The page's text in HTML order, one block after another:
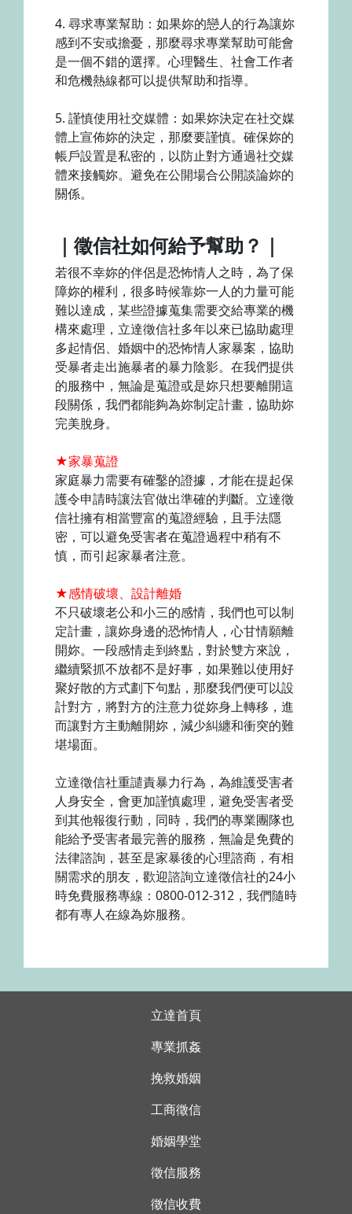
4. 尋求專業幫助：如果妳的戀人的行為讓妳
感到不安或擔憂，那麼尋求專業幫助可能會
是一個不錯的選擇。心理醫生、社會工作者
和危機熱線都可以提供幫助和指導。
5. 謹慎使用社交媒體：如果妳決定在社交媒
體上宣佈妳的決定，那麼要謹慎。確保妳的
帳戶設置是私密的，以防止對方通過社交媒
體來接觸妳。避免在公開場合公開談論妳的
關係。
｜徵信社如何給予幫助？｜
若很不幸妳的伴侶是恐怖情人之時，為了保
障妳的權利，很多時候靠妳一人的力量可能
難以達成，某些證據蒐集需要交給專業的機
構來處理，立達徵信社多年以來已協助處理
多起情侶、婚姻中的恐怖情人家暴案，協助
受暴者走出施暴者的暴力陰影。在我們提供
的服務中，無論是蒐證或是妳只想要離開這
段關係，我們都能夠為妳制定計畫，協助妳
完美脫身。
★家暴蒐證
家庭暴力需要有確鑿的證據，才能在提起保
護令申請時讓法官做出準確的判斷。立達徵
信社擁有相當豐富的蒐證經驗，且手法隱
密，可以避免受害者在蒐證過程中稍有不
慎，而引起家暴者注意。
★感情破壞、設計離婚
不只破壞老公和小三的感情，我們也可以制
定計畫，讓妳身邊的恐怖情人，心甘情願離
開妳。一段感情走到終點，對於雙方來說，
繼續緊抓不放都不是好事，如果難以使用好
聚好散的方式劃下句點，那麼我們便可以設
計對方，將對方的注意力從妳身上轉移，進
而讓對方主動離開妳，減少糾纏和衝突的難
堪場面。
立達徵信社重譴責暴力行為，為維護受害者
人身安全，會更加謹慎處理，避免受害者受
到其他報復行動，同時，我們的專業團隊也
能給予受害者最完善的服務，無論是免費的
法律諮詢，甚至是家暴後的心理諮商，有相
關需求的朋友，歡迎諮詢立達徵信社的24小
時免費服務專線：0800-012-312，我們隨時
都有專人在線為妳服務。
立達首頁
專業抓姦
挽救婚姻
工商徵信
婚姻學堂
徵信服務
徵信收費